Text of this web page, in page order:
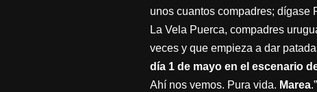
unos cuantos compadres; dígase
La Vela Puerca, compadres
veces y que empieza a dar
día 1 de mayo en el escenario
Ahí nos vemos. Pura vida. Marea.”